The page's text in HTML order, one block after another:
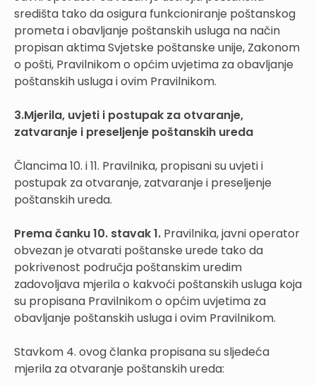
središta tako da osigura funkcioniranje poštanskog
prometa i obavljanje poštanskih usluga na način
propisan aktima Svjetske poštanske unije, Zakonom
o pošti, Pravilnikom o općim uvjetima za obavljanje
poštanskih usluga i ovim Pravilnikom.
3.Mjerila, uvjeti i postupak za otvaranje,
zatvaranje i preseljenje poštanskih ureda
Člancima 10. i 11. Pravilnika, propisani su uvjeti i
postupak za otvaranje, zatvaranje i preseljenje
poštanskih ureda.
Prema čanku 10. stavak 1. Pravilnika, javni operator
obvezan je otvarati poštanske urede tako da
pokrivenost područja poštanskim uredim
zadovoljava mjerila o kakvoći poštanskih usluga koja
su propisana Pravilnikom o općim uvjetima za
obavljanje poštanskih usluga i ovim Pravilnikom.
Stavkom 4. ovog članka propisana su sljedeća
mjerila za otvaranje poštanskih ureda: